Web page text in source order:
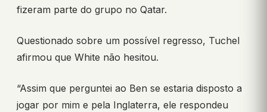
fizeram parte do grupo no Qatar.
Questionado sobre um possível regresso, Tuchel
afirmou que White não hesitou.
“Assim que perguntei ao Ben se estaria disposto a
jogar por mim e pela Inglaterra, ele respondeu